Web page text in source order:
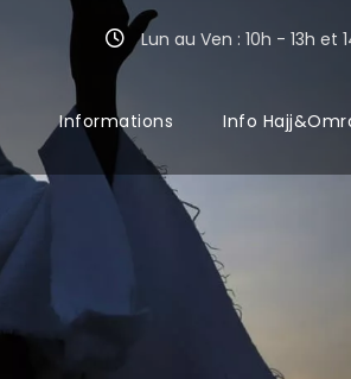
Lun au Ven : 10h - 13h et
Informations Info